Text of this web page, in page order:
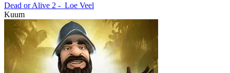
Dead or Alive 2 - Loe Veel
Kuum